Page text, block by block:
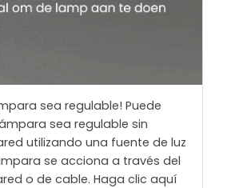
sea regulable! Puede
sea regulable sin
utilizando una fuente de luz
se acciona a través del
o de cable. Haga clic aquí